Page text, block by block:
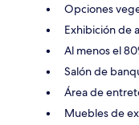
Opciones
Exhibición de
Al menos el
Salón de
Área de
Muebles de